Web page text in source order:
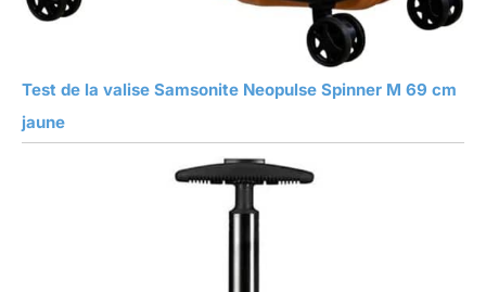
Test de la valise Samsonite Neopulse Spinner M 69 cm
jaune